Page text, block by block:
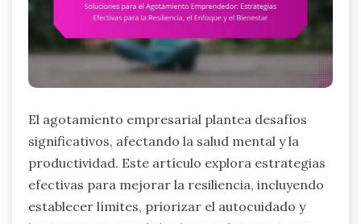
El agotamiento empresarial plantea desafíos
significativos, afectando la salud mental y la
productividad. Este artículo explora estrategias
efectivas para mejorar la resiliencia, incluyendo
establecer límites, priorizar el autocuidado y